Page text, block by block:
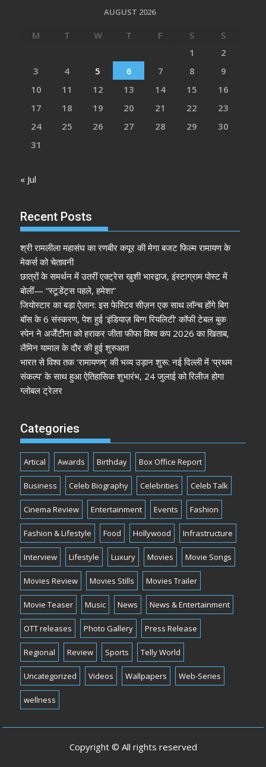
AUGUST 2026
M T W T F S
S
1
2
3
4 5 6 7 8
9
10
11 12 13 14 15
16
17
18 19 20 21 22
23
24
25 26 27 28 29
30
31
« Jul
Recent Posts
श्री रामलीला महासंघ का रणबीर कपूर की मेगा बजट फिल्म रामायण के
मेकर्स को चेतावनी
छात्रों के समर्थन में उतरीं एक्ट्रेस खुशी भारद्वाज, इंस्टाग्राम पोस्ट में
बोलीं— “स्टूडेंट्स पहले, हमेशा”
जियोस्टार का बड़ा ऐलान: इस फेस्टिव सीज़न एक साथ लॉन्च होंगे बिग
बॉस के 6 संस्करण, पेश हुई ‘इंडियाज़ बिग्ग रियलिटी’ कॉफी टेबल बुक
स्पेन ने अर्जेंटीना को हराकर जीता फीफा विश्व कप 2026 का खिताब,
लैमिन यामाल के दौर की हुई शुरुआत
भारत से विश्व तक ‘रामायणम्’ की भव्य उड़ान शुरू: नई दिल्ली में ‘प्रथम
संकल्प’ के साथ हुआ ऐतिहासिक शुभारंभ, 24 जुलाई को रिलीज होगा
ग्लोबल ट्रेलर
Categories
Artical Awards Birthday Box Office Report
Business Celeb Biography Celebrities Celeb Talk
Cinema Review Entertainment Events Fashion
Fashion & Lifestyle Food Hollywood Infrastructure
Interview Lifestyle Luxury Movies Movie Songs
Movies Review Movies Stills Movies Trailer
Movie Teaser Music News News & Entertainment
OTT releases Photo Gallery Press Release
Regional Review Sports Telly World
Uncategorized Videos Wallpapers Web-Series
wellness
Copyright © All rights reserved